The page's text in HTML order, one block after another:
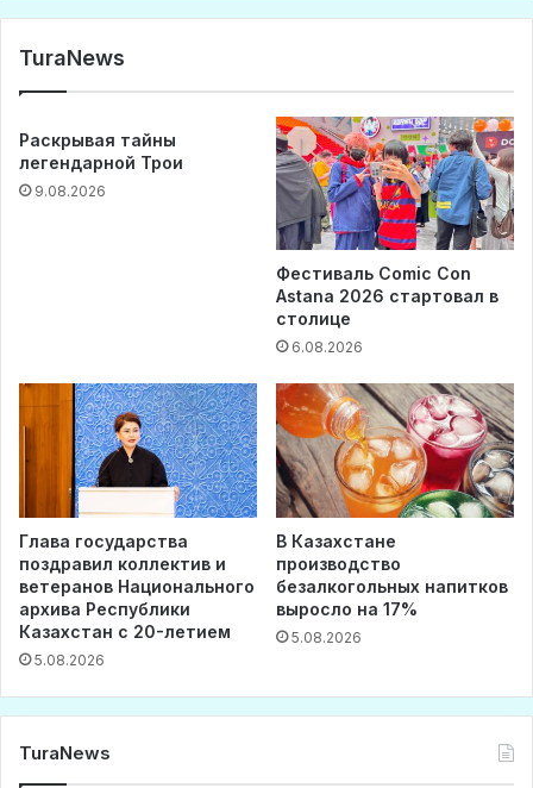
TuraNews
Раскрывая тайны
легендарной Трои
9.08.2026
Фестиваль Comic Con
Astana 2026 стартовал в
столице
6.08.2026
Глава государства
поздравил коллектив и
ветеранов Национального
архива Республики
Казахстан с 20-летием
5.08.2026
В Казахстане
производство
безалкогольных напитков
выросло на 17%
5.08.2026
TuraNews